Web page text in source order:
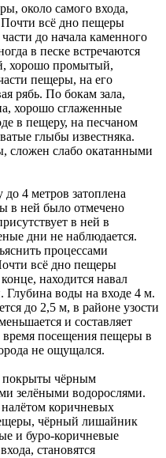
около самого входа,
Почти всё дно пещеры
до начала каменного
в песке встречаются
хорошо промытый,
пещеры, на его
рябь. По бокам зала,
хорошо сглаженные
в пещеру, на песчаном
глыбы известняка.
сложен слабо окатанными
4 метров затоплена
в ней было отмечено
в ней в
дни не наблюдается.
процессами
всё дно пещеры
находится навал
воды на входе 4 м.
до 2,5 м, в районе узости
и составляет
посещения пещеры в
не ощущался.
покрыты чёрным
зелёными водорослями.
коричневых
чёрный лишайник
и буро-коричневые
становятся